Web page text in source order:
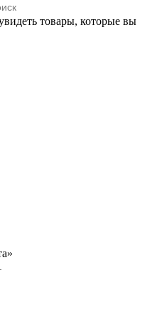
товары, которые вы